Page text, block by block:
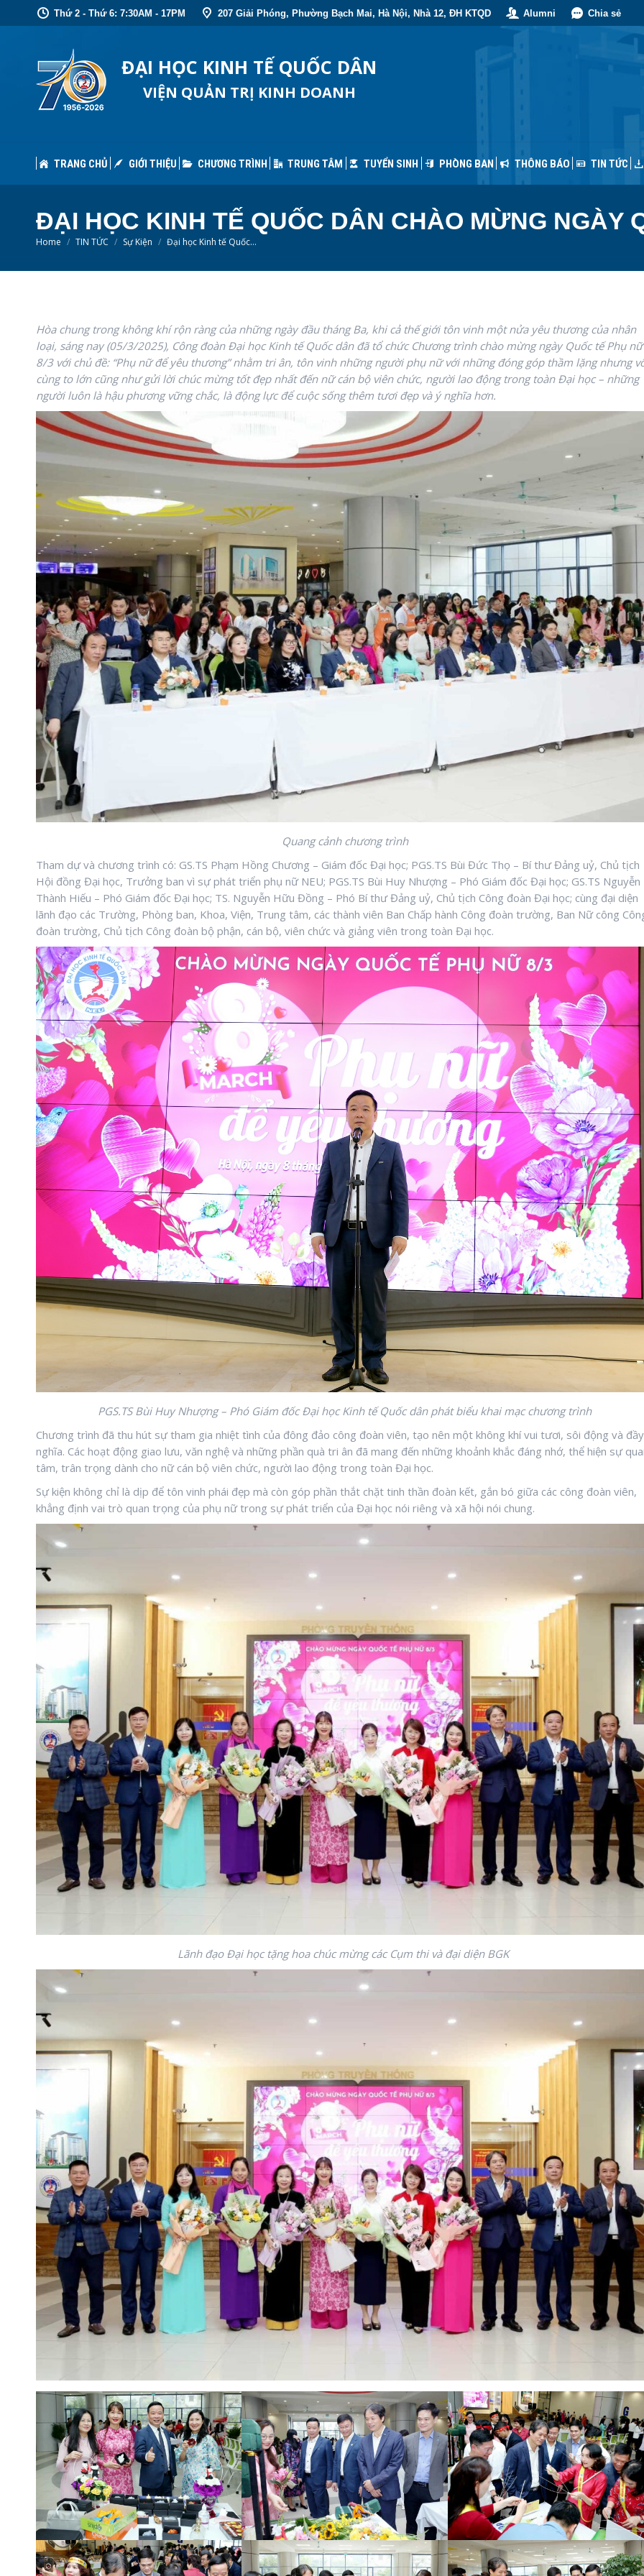
Thứ 2 - Thứ 6: 7:30AM - 17PM 207 Giải Phóng, Phường Bạch Mai, Hà Nội, Nhà 12, ĐH KTQD Alumni Chia sẻ
ĐẠI HỌC KINH TẾ QUỐC DÂN
VIỆN QUẢN TRỊ KINH DOANH
TRANG CHỦ GIỚI THIỆU CHƯƠNG TRÌNH TRUNG TÂM TUYỂN SINH PHÒNG BAN THÔNG BÁO TIN TỨC
ĐẠI HỌC KINH TẾ QUỐC DÂN CHÀO MỪNG NGÀY
You are here:
Home TIN TỨC Sự Kiện Đại học Kinh tế Quốc…
Hòa chung trong không khí rộn ràng của những ngày đầu tháng Ba, khi cả thế giới tôn vinh một nửa yêu thương của nhân
loại, sáng nay (05/3/2025), Công đoàn Đại học Kinh tế Quốc dân đã tổ chức Chương trình chào mừng ngày Quốc tế Phụ nữ
8/3 với chủ đề: “Phụ nữ để yêu thương” nhằm tri ân, tôn vinh những người phụ nữ với những đóng góp thầm lặng nhưng
cùng to lớn cũng như gửi lời chúc mừng tốt đẹp nhất đến nữ cán bộ viên chức, người lao động trong toàn Đại học – những
người luôn là hậu phương vững chắc, là động lực để cuộc sống thêm tươi đẹp và ý nghĩa hơn.
Quang cảnh chương trình
Tham dự và chương trình có: GS.TS Phạm Hồng Chương – Giám đốc Đại học; PGS.TS Bùi Đức Thọ – Bí thư Đảng uỷ, Chủ tịch
Hội đồng Đại học, Trưởng ban vì sự phát triển phụ nữ NEU; PGS.TS Bùi Huy Nhượng – Phó Giám đốc Đại học; GS.TS Nguyễn
Thành Hiếu – Phó Giám đốc Đại học; TS. Nguyễn Hữu Đồng – Phó Bí thư Đảng uỷ, Chủ tịch Công đoàn Đại học; cùng đại diện
lãnh đạo các Trường, Phòng ban, Khoa, Viện, Trung tâm, các thành viên Ban Chấp hành Công đoàn trường, Ban Nữ công
đoàn trường, Chủ tịch Công đoàn bộ phận, cán bộ, viên chức và giảng viên trong toàn Đại học.
PGS.TS Bùi Huy Nhượng – Phó Giám đốc Đại học Kinh tế Quốc dân phát biểu khai mạc chương trình
Chương trình đã thu hút sự tham gia nhiệt tình của đông đảo công đoàn viên, tạo nên một không khí vui tươi, sôi động và
nghĩa. Các hoạt động giao lưu, văn nghệ và những phần quà tri ân đã mang đến những khoảnh khắc đáng nhớ, thể hiện sự
tâm, trân trọng dành cho nữ cán bộ viên chức, người lao động trong toàn Đại học.
Sự kiện không chỉ là dịp để tôn vinh phái đẹp mà còn góp phần thắt chặt tinh thần đoàn kết, gắn bó giữa các công đoàn viên,
khẳng định vai trò quan trọng của phụ nữ trong sự phát triển của Đại học nói riêng và xã hội nói chung.
Lãnh đạo Đại học tặng hoa chúc mừng các Cụm thi và đại diện BGK
CHƯƠNG TRÌNH TRUNG TÂM TUYỂN SINH PHÒNG BAN THÔNG BÁO